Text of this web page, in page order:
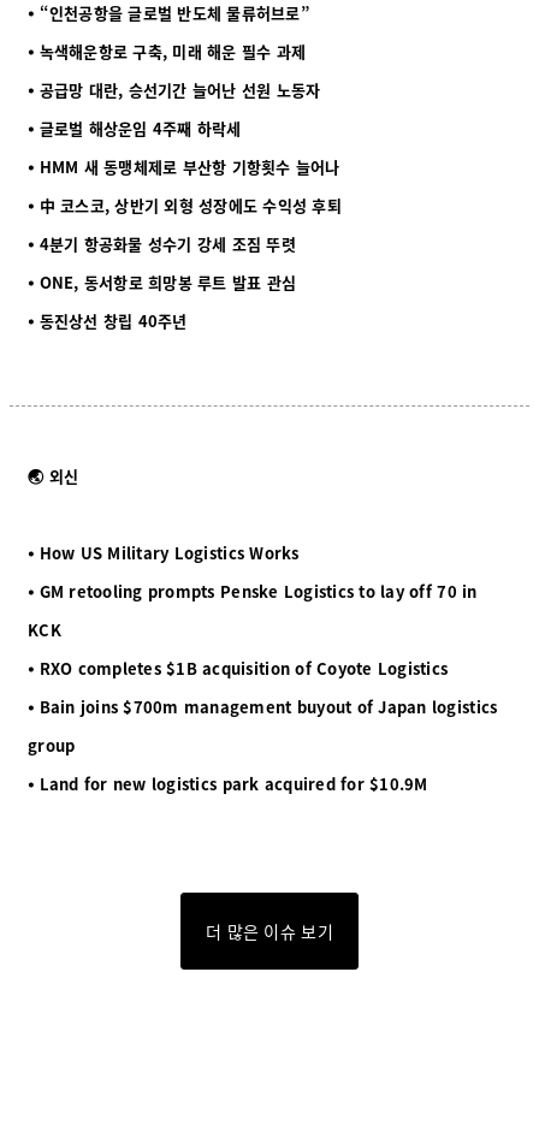
⦁ “인천공항을 글로벌 반도체 물류허브로”
⦁ 녹색해운항로 구축, 미래 해운 필수 과제
⦁ 공급망 대란, 승선기간 늘어난 선원 노동자
⦁ 글로벌 해상운임 4주째 하락세
⦁ HMM 새 동맹체제로 부산항 기항횟수 늘어나
⦁ 中 코스코, 상반기 외형 성장에도 수익성 후퇴
⦁ 4분기 항공화물 성수기 강세 조짐 뚜렷
⦁ ONE, 동서항로 희망봉 루트 발표 관심
⦁ 동진상선 창립 40주년
🌏 외신
⦁ How US Military Logistics Works
⦁ GM retooling prompts Penske Logistics to lay off 70 in
KCK
⦁ RXO completes $1B acquisition of Coyote Logistics
⦁ Bain joins $700m management buyout of Japan logistics
group
⦁ Land for new logistics park acquired for $10.9M
더 많은 이슈 보기